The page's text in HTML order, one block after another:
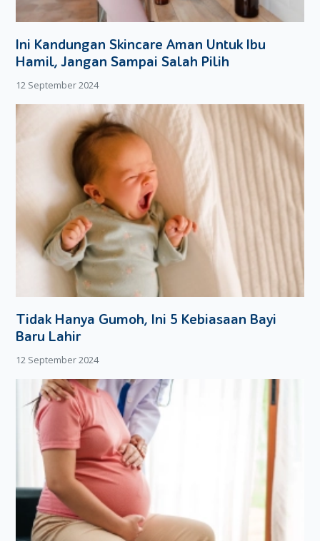
blender sampai bentuknya halus;
Tuangkan umbi bit tadi ke dalam wajan. Selanjutnya,
masukkan potongan umbi bit, perasan air lemon,
larutan tepung maizena, dan gula. Masak adonan saus
tadi sampai mengental dan benar-benar matang;
Terakhir, Moms dapat menyusun
dimasak tadi sesuai kebutuhan. kemudian, siram
tumpukanpancaketersebut dengan saus umbi bit yang
baru matang.
Moms dapat mengajak si Kecil untuk ikut berkreasi
membuatpancakesingkong crispy. Misalnya dengan
menanyakan
topping
atau saus yang dia inginkan untuk
pancaketersebut. Moms bisa menambahkan es krim
berbagai rasa agarpancaketerasa semakin lezat.
Semoga resep ini bermanfaat bagi Moms yang ingin
pancake enak!
Ini Kandungan Skincare Aman Untuk Ibu
Hamil, Jangan Sampai Salah Pilih
12 September 2024
Tidak Hanya Gumoh, Ini 5 Kebiasaan Bayi
Baru Lahir
12 September 2024